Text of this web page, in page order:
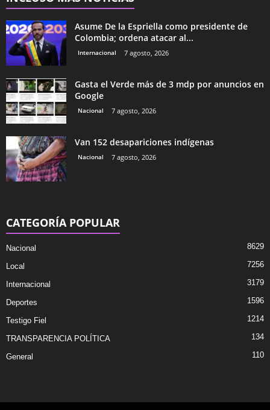
Asume De la Espriella como presidente de
Colombia; ordena atacar al...
Internacional 7 agosto, 2026
Gasta el Verde más de 3 mdp por anuncios en
Google
Nacional 7 agosto, 2026
Van 152 desapariciones indígenas
Nacional 7 agosto, 2026
CATEGORÍA POPULAR
Nacional 8629
Local 7256
Internacional 3179
Deportes 1596
Testigo Fiel 1214
TRANSPARENCIA POLÍTICA 134
General 110